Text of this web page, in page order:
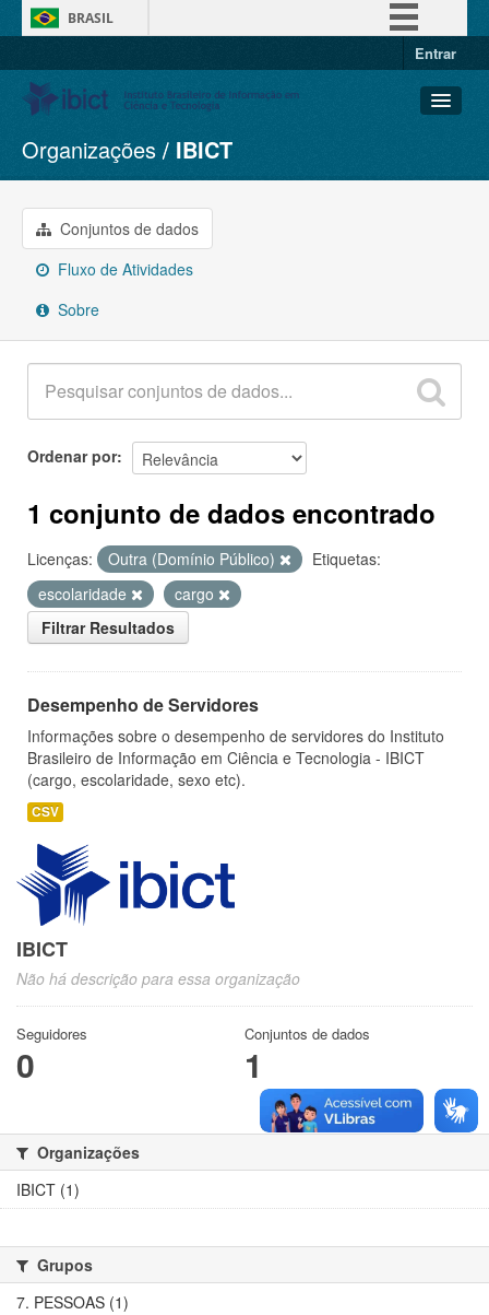
BRASIL
Entrar
Conjuntos de dados
Organizações
Grupos
Sobre
Organizações IBICT
Conjuntos de dados
Fluxo de Atividades
Sobre
Ordenar por
1 conjunto de dados encontrado
Licenças: Outra (Domínio Público)
Etiquetas:
escolaridade
cargo
Filtrar Resultados
Desempenho de Servidores
Informações sobre o desempenho de servidores do Instituto
Brasileiro de Informação em Ciência e Tecnologia - IBICT
(cargo, escolaridade, sexo etc).
CSV
IBICT
Não há descrição para essa organização
Seguidores
0
Conjuntos de dados
1
Organizações
IBICT (1)
Grupos
7. PESSOAS (1)